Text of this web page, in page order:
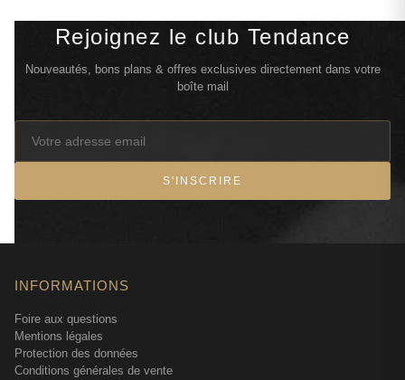
Rejoignez le club Tendance
Nouveautés, bons plans & offres exclusives directement dans votre
boîte mail
S'INSCRIRE
INFORMATIONS
Foire aux questions
Mentions légales
Protection des données
Conditions générales de vente